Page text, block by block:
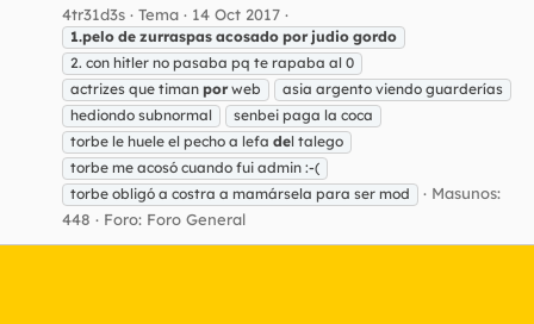
4tr31d3s Tema 14 Oct 2017
1.pelo de zurraspas acosado por judio gordo
2. con hitler no pasaba pq te rapaba al 0
actrizes que timan por web
asia argento viendo guarderías
hediondo subnormal
senbei paga la coca
torbe le huele el pecho a lefa del talego
torbe me acosó cuando fui admin :-(
torbe obligó a costra a mamársela para ser mod
Masunos:
448
Foro: Foro General